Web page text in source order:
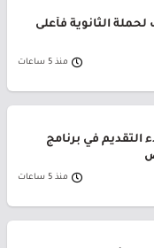
الثانوية فأعلى
منذ 5 ساعات
التقديم في برنامج
منذ 5 ساعات